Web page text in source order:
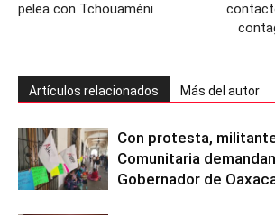
pelea con Tchouaméni
Artículos relacionados Más del autor
Con protesta,
Comunitaria
Gobernador de